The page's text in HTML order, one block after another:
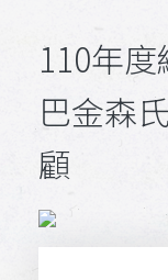
110年
巴金森
顧